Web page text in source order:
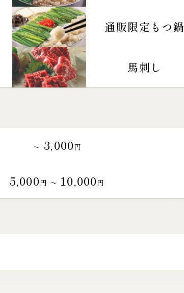
通販限定もつ鍋
馬刺し
～ 3,000円
5,000円 〜 10,000円